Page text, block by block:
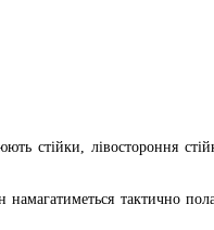
стійки, лівостороння
тактично